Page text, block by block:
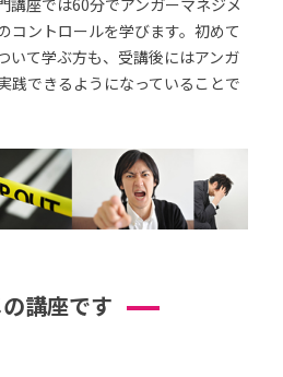
講座では60分でアンガーマネジメ
コントロールを学びます。初めて
いて学ぶ方も、受講後にはアンガ
践できるようになっていることで
講座です